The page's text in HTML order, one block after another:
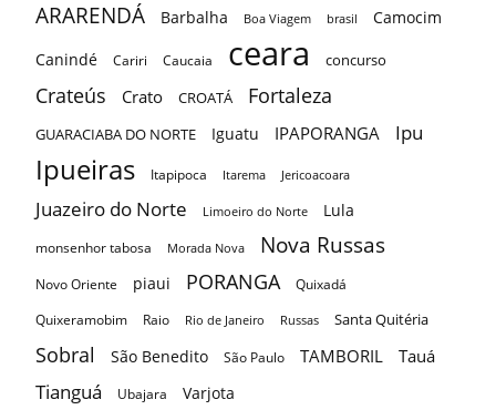
ARARENDÁ Barbalha Boa Viagem brasil
Camocim
Canindé
Cariri Caucaia ceara concurso
Crateús Crato CROATÁ Fortaleza
GUARACIABA DO NORTE Iguatu IPAPORANGA Ipu
Ipueiras Itapipoca Itarema Jericoacoara
Juazeiro do Norte Limoeiro do Norte Lula
monsenhor tabosa Morada Nova Nova Russas
Novo Oriente piaui PORANGA
Quixadá
Quixeramobim
Raio Rio de Janeiro Russas Santa Quitéria
Sobral São Benedito São Paulo TAMBORIL Tauá
Tianguá Ubajara Varjota